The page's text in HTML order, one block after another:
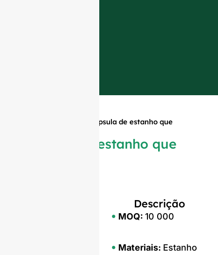
Cápsula de estanho que
Cápsula de estanho que
Descrição
MOQ:10 000
Materiais: Estanho